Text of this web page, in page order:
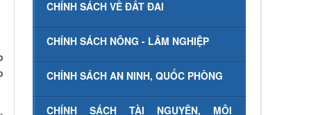
CHÍNH SÁCH VỀ ĐẤT ĐAI
CHÍNH SÁCH NÔNG - LÂM NGHIỆP
CHÍNH SÁCH AN NINH, QUỐC PHÒNG
CHÍNH SÁCH TÀI NGUYÊN, MÔI